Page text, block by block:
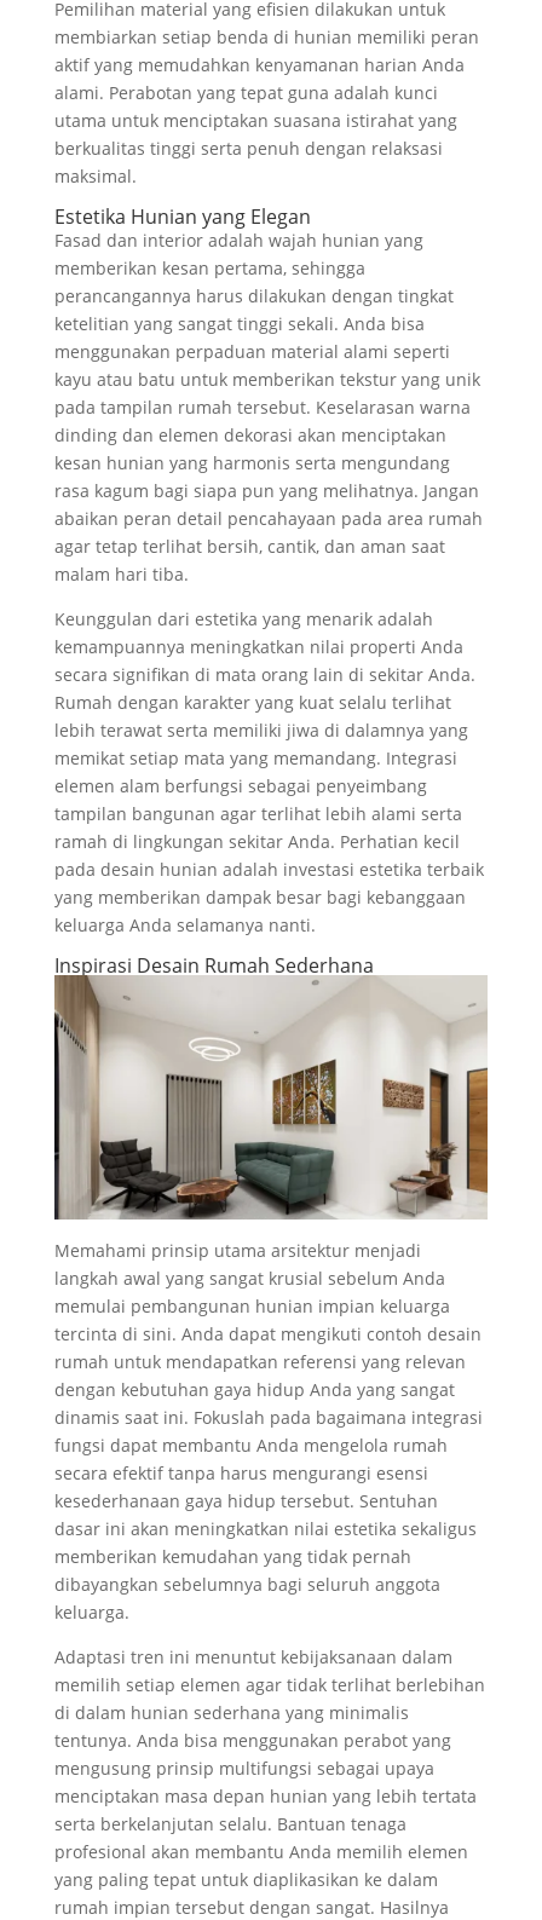
Pemilihan material yang efisien dilakukan untuk
membiarkan setiap benda di hunian memiliki peran
aktif yang memudahkan kenyamanan harian Anda
alami. Perabotan yang tepat guna adalah kunci
utama untuk menciptakan suasana istirahat yang
berkualitas tinggi serta penuh dengan relaksasi
maksimal.
Estetika Hunian yang Elegan
Fasad dan interior adalah wajah hunian yang
memberikan kesan pertama, sehingga
perancangannya harus dilakukan dengan tingkat
ketelitian yang sangat tinggi sekali. Anda bisa
menggunakan perpaduan material alami seperti
kayu atau batu untuk memberikan tekstur yang unik
pada tampilan rumah tersebut. Keselarasan warna
dinding dan elemen dekorasi akan menciptakan
kesan hunian yang harmonis serta mengundang
rasa kagum bagi siapa pun yang melihatnya. Jangan
abaikan peran detail pencahayaan pada area rumah
agar tetap terlihat bersih, cantik, dan aman saat
malam hari tiba.
Keunggulan dari estetika yang menarik adalah
kemampuannya meningkatkan nilai properti Anda
secara signifikan di mata orang lain di sekitar Anda.
Rumah dengan karakter yang kuat selalu terlihat
lebih terawat serta memiliki jiwa di dalamnya yang
memikat setiap mata yang memandang. Integrasi
elemen alam berfungsi sebagai penyeimbang
tampilan bangunan agar terlihat lebih alami serta
ramah di lingkungan sekitar Anda. Perhatian kecil
pada desain hunian adalah investasi estetika terbaik
yang memberikan dampak besar bagi kebanggaan
keluarga Anda selamanya nanti.
Inspirasi Desain Rumah Sederhana
Memahami prinsip utama arsitektur menjadi
langkah awal yang sangat krusial sebelum Anda
memulai pembangunan hunian impian keluarga
tercinta di sini. Anda dapat mengikuti contoh desain
rumah untuk mendapatkan referensi yang relevan
dengan kebutuhan gaya hidup Anda yang sangat
dinamis saat ini. Fokuslah pada bagaimana integrasi
fungsi dapat membantu Anda mengelola rumah
secara efektif tanpa harus mengurangi esensi
kesederhanaan gaya hidup tersebut. Sentuhan
dasar ini akan meningkatkan nilai estetika sekaligus
memberikan kemudahan yang tidak pernah
dibayangkan sebelumnya bagi seluruh anggota
keluarga.
Adaptasi tren ini menuntut kebijaksanaan dalam
memilih setiap elemen agar tidak terlihat berlebihan
di dalam hunian sederhana yang minimalis
tentunya. Anda bisa menggunakan perabot yang
mengusung prinsip multifungsi sebagai upaya
menciptakan masa depan hunian yang lebih tertata
serta berkelanjutan selalu. Bantuan tenaga
profesional akan membantu Anda memilih elemen
yang paling tepat untuk diaplikasikan ke dalam
rumah impian tersebut dengan sangat. Hasilnya